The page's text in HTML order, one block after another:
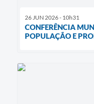
26 JUN 2026 - 10h31
CONFERÊNCIA
POPULAÇÃO E